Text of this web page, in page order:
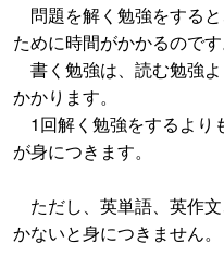
問題を解く勉強をする
ために時間がかかるのです
書く勉強は、読む勉強
かかります。
1回解く勉強をするより
が身につきます。
ただし、英単語、英作
かないと身につきません。